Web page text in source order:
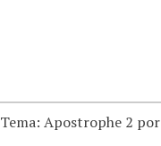
Tema: Apostrophe 2 por